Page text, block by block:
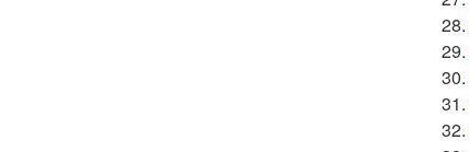
28.
29.
30.
31.
32.